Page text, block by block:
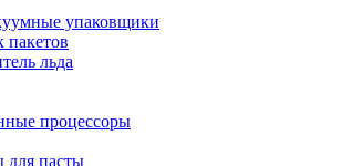
упаковщики
пакетов
льда
процессоры
пасты